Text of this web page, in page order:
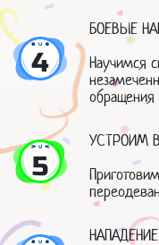
4
БОЕВЫЕ
Научимся
5
УСТРОИМ